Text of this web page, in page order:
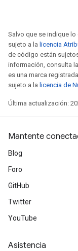
Salvo que se indique
sujeto a la licencia
de código están
información, consulta
es una marca
sujeto a la licencia de
Última actualización:
Mantente
Blog
Foro
GitHub
Twitter
YouTube
Asistencia